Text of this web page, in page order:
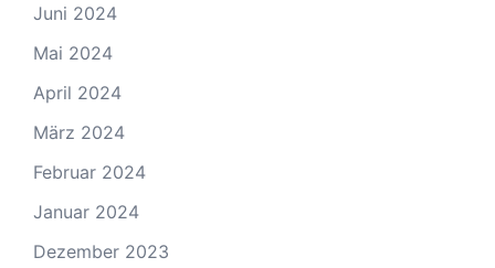
Juni 2024
Mai 2024
April 2024
März 2024
Februar 2024
Januar 2024
Dezember 2023